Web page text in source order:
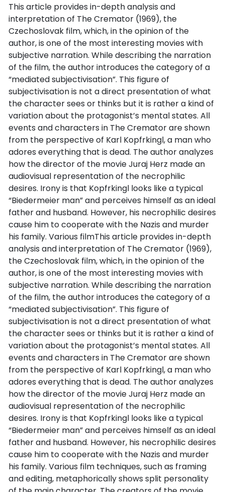
This article provides in-depth analysis and
interpretation of The Cremator (1969), the
Czechoslovak film, which, in the opinion of the
author, is one of the most interesting movies with
subjective narration. While describing the narration
of the film, the author introduces the category of a
“mediated subjectivisation”. This figure of
subjectivisation is not a direct presentation of what
the character sees or thinks but it is rather a kind of
variation about the protagonist’s mental states. All
events and characters in The Cremator are shown
from the perspective of Karl Kopfrkingl, a man who
adores everything that is dead. The author analyzes
how the director of the movie Juraj Herz made an
audiovisual representation of the necrophilic
desires. Irony is that Kopfrkingl looks like a typical
“Biedermeier man” and perceives himself as an ideal
father and husband. However, his necrophilic desires
cause him to cooperate with the Nazis and murder
his family. Various filmThis article provides in-depth
analysis and interpretation of The Cremator (1969),
the Czechoslovak film, which, in the opinion of the
author, is one of the most interesting movies with
subjective narration. While describing the narration
of the film, the author introduces the category of a
“mediated subjectivisation”. This figure of
subjectivisation is not a direct presentation of what
the character sees or thinks but it is rather a kind of
variation about the protagonist’s mental states. All
events and characters in The Cremator are shown
from the perspective of Karl Kopfrkingl, a man who
adores everything that is dead. The author analyzes
how the director of the movie Juraj Herz made an
audiovisual representation of the necrophilic
desires. Irony is that Kopfrkingl looks like a typical
“Biedermeier man” and perceives himself as an ideal
father and husband. However, his necrophilic desires
cause him to cooperate with the Nazis and murder
his family. Various film techniques, such as framing
and editing, metaphorically shows split personality